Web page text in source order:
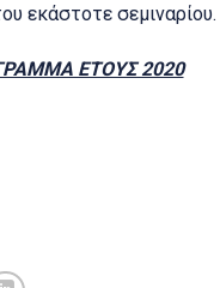
εκάστοτε σεμιναρίου.
ΕΤΟΥΣ 2020